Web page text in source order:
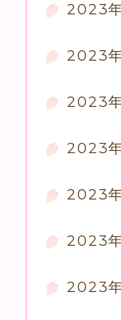
2023
2023
2023
2023
2023
2023
2023